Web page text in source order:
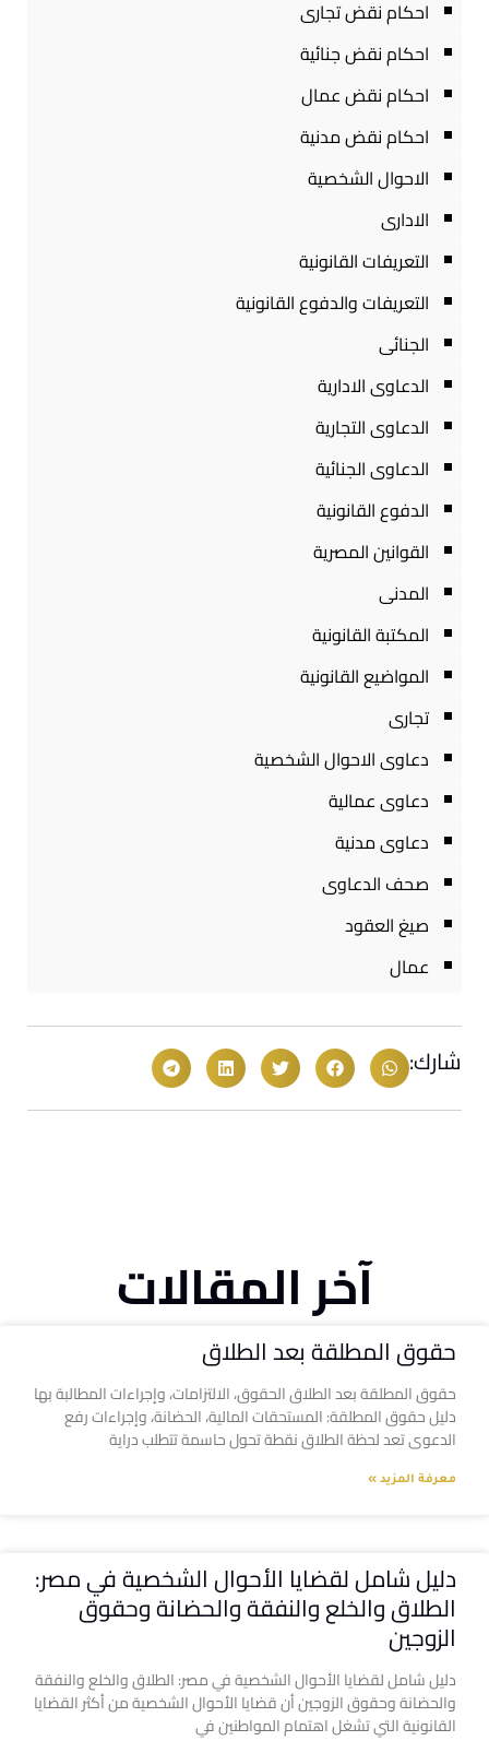
احكام نقض تجارى
احكام نقض جنائية
احكام نقض عمال
احكام نقض مدنية
الاحوال الشخصية
الادارى
التعريفات القانونية
التعريفات والدفوع القانونية
الجنائى
الدعاوى الادارية
الدعاوى التجارية
الدعاوى الجنائية
الدفوع القانونية
القوانين المصرية
المدنى
المكتبة القانونية
المواضيع القانونية
تجارى
دعاوى الاحوال الشخصية
دعاوى عمالية
دعاوى مدنية
صحف الدعاوى
صيغ العقود
عمال
شارك:
آخر المقالات
حقوق المطلقة بعد الطلاق
حقوق المطلقة بعد الطلاق الحقوق، الالتزامات، وإجراءات المطالبة بها
دليل حقوق المطلقة: المستحقات المالية، الحضانة، وإجراءات رفع
الدعوى تعد لحظة الطلاق نقطة تحول حاسمة تتطلب دراية
معرفة المزيد »
دليل شامل لقضايا الأحوال الشخصية في مصر:
الطلاق والخلع والنفقة والحضانة وحقوق
الزوجين
دليل شامل لقضايا الأحوال الشخصية في مصر: الطلاق والخلع والنفقة
والحضانة وحقوق الزوجين أن قضايا الأحوال الشخصية من أكثر القضايا
القانونية التي تشغل اهتمام المواطنين في